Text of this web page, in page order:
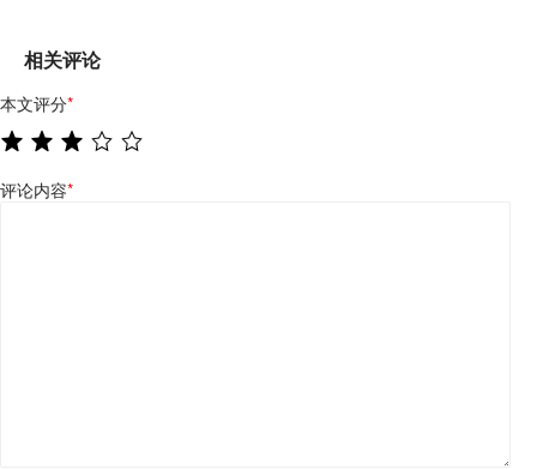
相关评论
本文评分*
评论内容*